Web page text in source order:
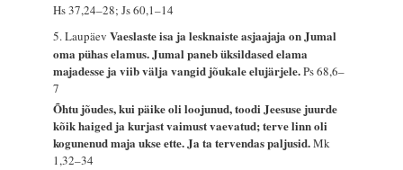
Hs 37,24–28; Js 60,1–14
5. LaupäevVaeslaste isa ja lesknaiste asjaajaja on Jumal
oma pühas elamus. Jumal paneb üksildased elama
majadesse ja viib välja vangid jõukale elujärjele.Ps 68,6–
7
Õhtu jõudes, kui päike oli loojunud, toodi Jeesuse juurde
kõik haiged ja kurjast vaimust vaevatud; terve linn oli
kogunenud maja ukse ette. Ja ta tervendas paljusid.Mk
1,32–34